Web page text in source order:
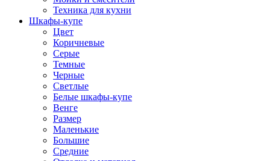
Техника для кухни
Шкафы-купе
Цвет
Коричневые
Серые
Темные
Черные
Светлые
Белые шкафы-купе
Венге
Размер
Маленькие
Большие
Средние